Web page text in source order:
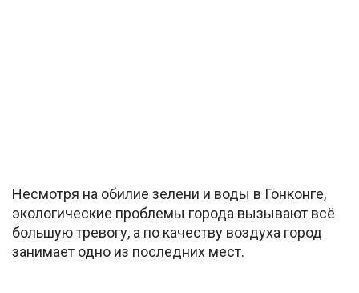
Несмотря на обилие зелени и воды в Гонконге,
экологические проблемы города вызывают всё
большую тревогу, а по качеству воздуха город
занимает одно из последних мест.